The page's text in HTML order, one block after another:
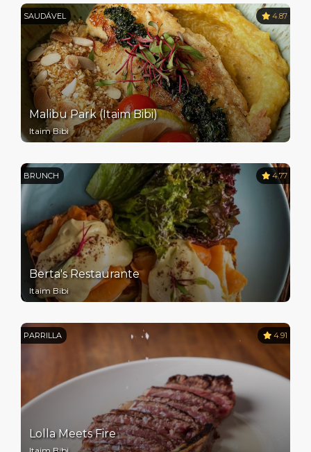
SAUDÁVEL 4.87
Malibu Park (Itaim Bibi)
Itaim Bibi
BRUNCH 4.77
Berta's Restaurante
Itaim Bibi
PARRILLA 4.91
Lolla Meets Fire